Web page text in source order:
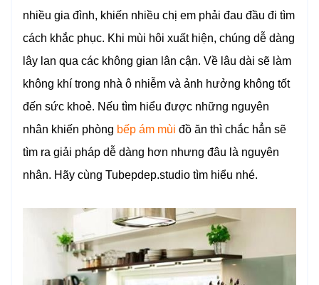
nhiều gia đình, khiến nhiều chị em phải đau đầu đi tìm
cách khắc phục. Khi mùi hôi xuất hiện, chúng dễ dàng
lây lan qua các không gian lân cận. Về lâu dài sẽ làm
không khí trong nhà ô nhiễm và ảnh hưởng không tốt
đến sức khoẻ. Nếu tìm hiểu được những nguyên
nhân khiến phòng bếp ám mùi đồ ăn thì chắc hẳn sẽ
tìm ra giải pháp dễ dàng hơn nhưng đâu là nguyên
nhân. Hãy cùng Tubepdep.studio tìm hiểu nhé.